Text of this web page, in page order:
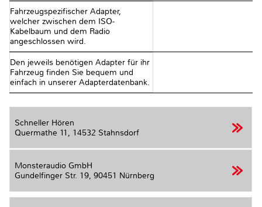
Fahrzeugspezifischer Adapter,
welcher zwischen dem ISO-
Kabelbaum und dem Radio
angeschlossen wird.
Den jeweils benötigen Adapter für ihr
Fahrzeug finden Sie bequem und
einfach in unserer Adapterdatenbank.
Schneller Hören
Quermathe 11, 14532 Stahnsdorf
Monsteraudio GmbH
Gundelfinger Str. 19, 90451 Nürnberg